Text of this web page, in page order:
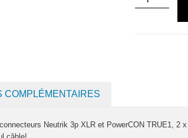
COMPLÉMENTAIRES
Neutrik 3p XLR et PowerCON TRUE1, 2